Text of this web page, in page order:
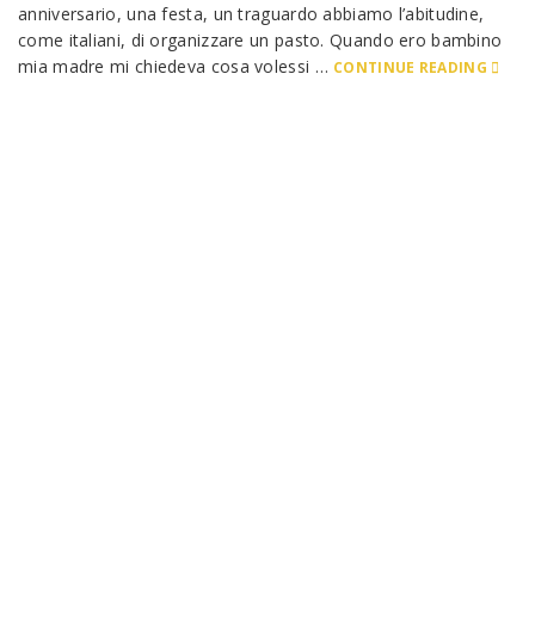
anniversario, una festa, un traguardo abbiamo l’abitudine,
come italiani, di organizzare un pasto. Quando ero bambino
mia madre mi chiedeva cosa volessi … CONTINUE READING